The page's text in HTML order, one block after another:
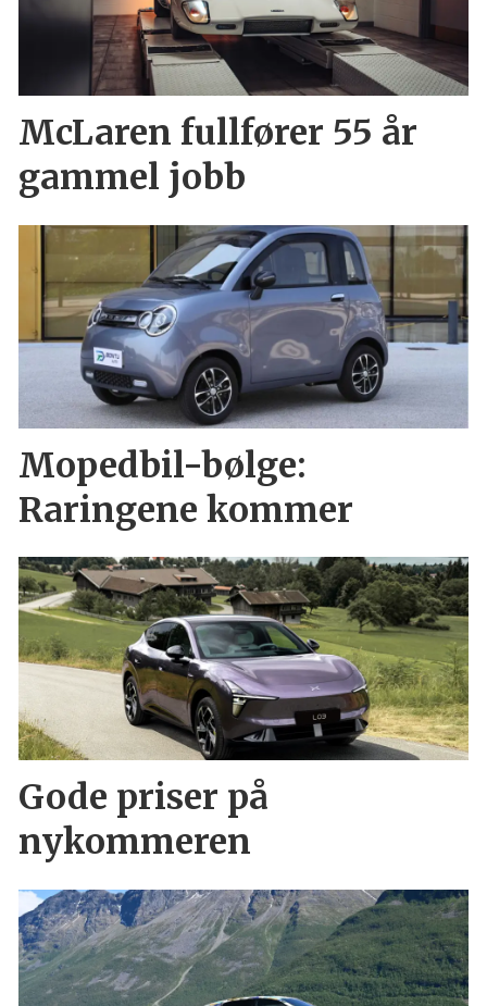
McLaren fullfører 55 år
gammel jobb
Mopedbil-bølge:
Raringene kommer
Gode priser på
nykommeren